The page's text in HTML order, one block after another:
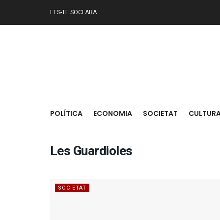
FES-TE SOCI ARA
POLÍTICA ECONOMIA SOCIETAT
Les Guardioles
SOCIETAT